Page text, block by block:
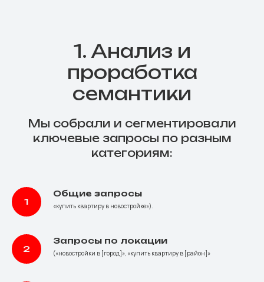
1. Анализ и
проработка
семантики
Мы собрали и сегментировали
ключевые запросы по разным
категориям:
Общие запросы
«купить квартиру в новостройке»).
Запросы по локации
(«новостройки в [город]», «купить квартиру в [район]»